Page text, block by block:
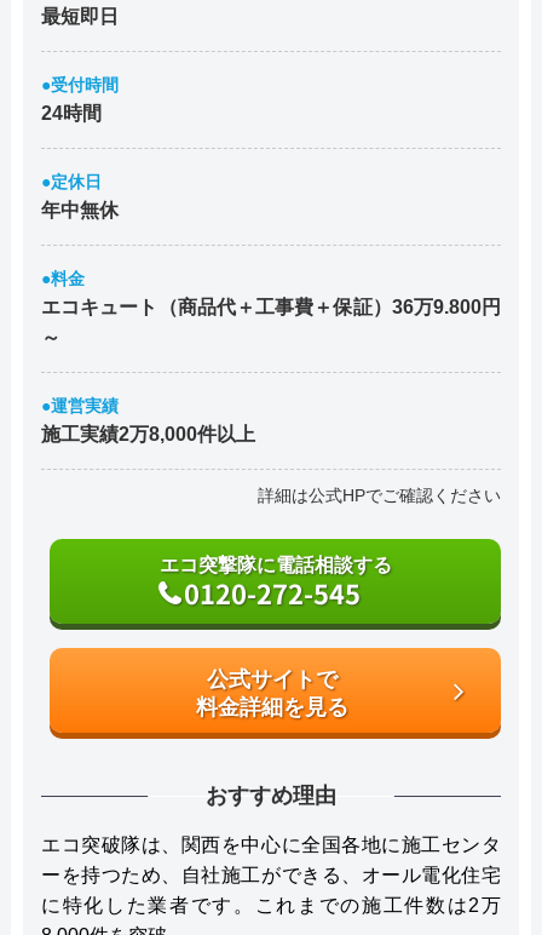
最短即日
●受付時間
24時間
●定休日
年中無休
●料金
エコキュート（商品代＋工事費＋保証）36万9.800円
～
●運営実績
施工実績2万8,000件以上
詳細は公式HPでご確認ください
エコ突撃隊に電話相談する
0120-272-545
公式サイトで
料金詳細を見る
おすすめ理由
エコ突破隊は、関西を中心に全国各地に施工センタ
ーを持つため、自社施工ができる、オール電化住宅
に特化した業者です。これまでの施工件数は2万